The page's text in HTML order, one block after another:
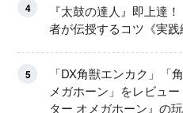
4
『太鼓の達人』即上達
者が伝授するコツ《実践
5
「DX角獣エンカク」「
メガホーン」をレビュ
ター オメガホーン』の